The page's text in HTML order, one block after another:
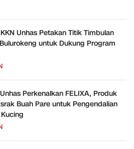
Unhas Petakan Titik Timbulan
untuk Dukung Program
Perkenalkan FELIXA, Produk
Buah Pare untuk Pengendalian